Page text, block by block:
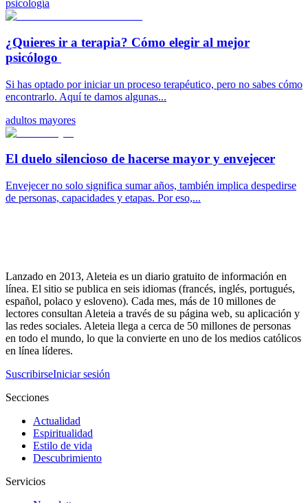
psicología
¿Quieres ir a terapia? Cómo elegir al mejor
psicólogo
Si has optado por iniciar un proceso terapéutico, pero no sabes cómo
encontrarlo. Aquí te damos algunas...
adultos mayores
El duelo silencioso de hacerse mayor y envejecer
Envejecer no solo significa sumar años, también implica despedirse
de personas, capacidades y etapas. Por eso,...
Lanzado en 2013, Aleteia es un diario gratuito de información en
línea. El sitio se publica en seis idiomas (francés, inglés, portugués,
español, polaco y esloveno). Cada mes, más de 10 millones de
lectores consultan Aleteia a través de su página web, su aplicación y
las redes sociales. Aleteia llega a cerca de 50 millones de personas
en todo el mundo, lo que la convierte en uno de los medios católicos
en línea líderes.
SuscribirseIniciar sesión
Secciones
Actualidad
Espiritualidad
Estilo de vida
Descubrimiento
Servicios